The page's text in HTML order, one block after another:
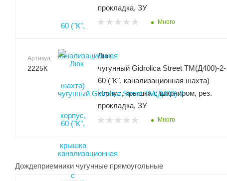
прокладка, ЗУ
Много
Артикул
2225К
Люк
чугунный Gidrolica Street ТМ(Д400)-2-
60 ("К", канализационная шахта)
корпус, крышка с шарниром, рез.
прокладка, ЗУ
Много
Дождеприемники чугунные прямоугольные